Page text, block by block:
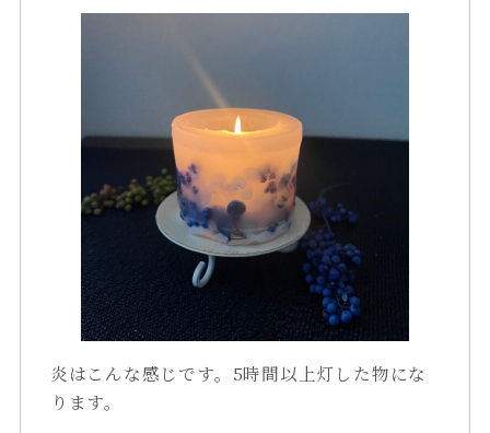
炎はこんな感じです。5時間以上灯した物にな
ります。